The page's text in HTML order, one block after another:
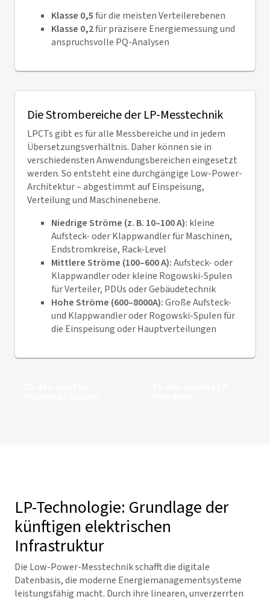
Klasse 0,5für die meisten Verteilerebenen
Klasse 0,2für präzisere Energiemessung und
anspruchsvolle PQ-Analysen
Die Strombereiche der LP-Messtechnik
LPCTs gibt es für alle Messbereiche und in jedem
Übersetzungsverhältnis. Daher können sie in
verschiedensten Anwendungsbereichen eingesetzt
werden. So entsteht eine durchgängige Low-Power-
Architektur – abgestimmt auf Einspeisung,
Verteilung und Maschinenebene.
Niedrige Ströme (z. B. 10–100 A): kleine
Aufsteck- oder Klappwandler fürMaschinen,
Endstromkreise, Rack-Level
Mittlere Ströme (100–600 A):Aufsteck- oder
Klappwandler oder kleine Rogowski-Spulen
für Verteiler, PDUs oder Gebäudetechnik
Hohe Ströme (600–8000A):Große Aufsteck-
und Klappwandler oder Rogowski-Spulen für
die Einspeisung oder Hauptverteilungen
LP-Technologie: Grundlage der
künftigen elektrischen
Infrastruktur
Die Low-Power-Messtechnik schafft die digitale
Datenbasis, die moderne Energiemanagementsysteme
leistungsfähig macht. Durch ihre linearen, unverzerrten